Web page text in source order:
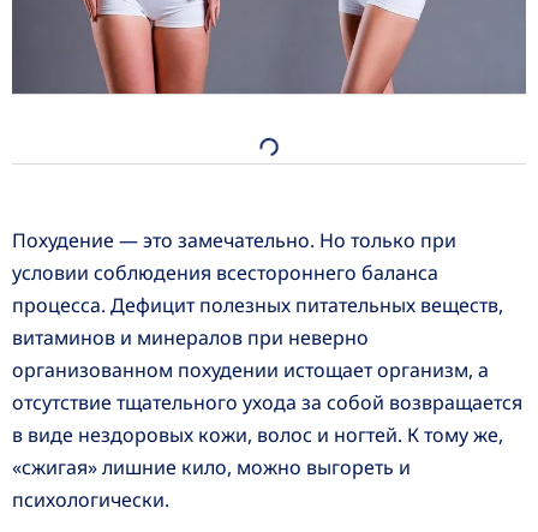
Похудение — это замечательно. Но только при
условии соблюдения всестороннего баланса
процесса. Дефицит полезных питательных веществ,
витаминов и минералов при неверно
организованном похудении истощает организм, а
отсутствие тщательного ухода за собой возвращается
в виде нездоровых кожи, волос и ногтей. К тому же,
«сжигая» лишние кило, можно выгореть и
психологически.